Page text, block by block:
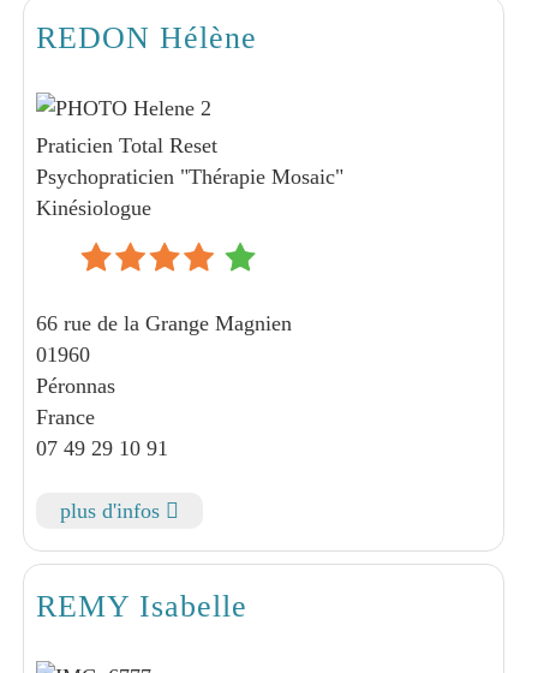
REDON Hélène
Praticien Total Reset
Psychopraticien "Thérapie Mosaic"
Kinésiologue
66 rue de la Grange Magnien
01960
Péronnas
France
07 49 29 10 91
plus d'infos
REMY Isabelle